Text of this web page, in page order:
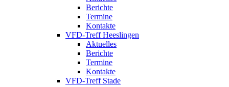
Berichte
Termine
Kontakte
VFD-Treff Heeslingen
Aktuelles
Berichte
Termine
Kontakte
VFD-Treff Stade